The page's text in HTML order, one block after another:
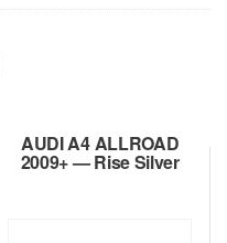
AUDI A4 ALLROAD
2009+ — Rise Silver